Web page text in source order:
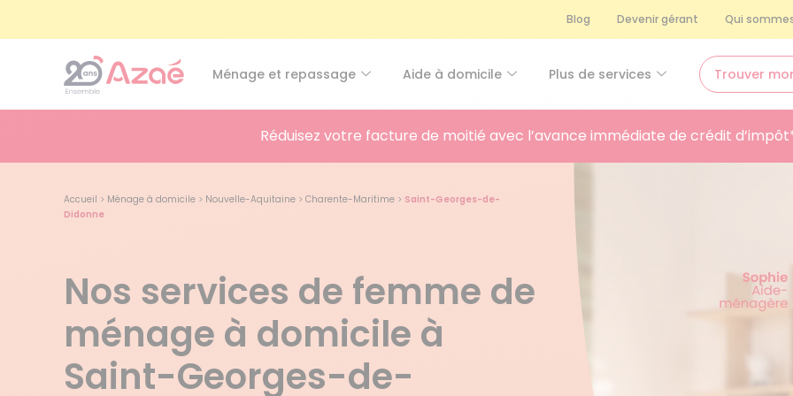
Blog Devenir gérant Qui
Ménage et repassage Aide à domicile Plus de services Trouver
Réduisez votre facture de moitié avec l’avance immédiate de crédit
Accueil > Ménage à domicile > Nouvelle-Aquitaine > Charente-Maritime > Saint-Georges-de-
Didonne
Nos services de femme de
ménage à domicile à
Saint-Georges-de-